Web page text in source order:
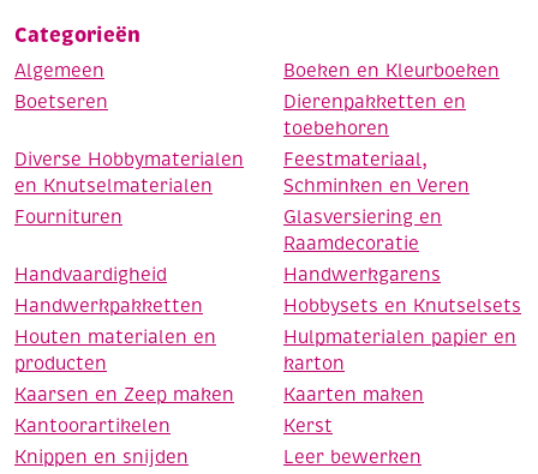
Categorieën
Algemeen
Boeken en Kleurboeken
Boetseren
Dierenpakketten en
toebehoren
Diverse Hobbymaterialen
en Knutselmaterialen
Feestmateriaal,
Schminken en Veren
Fournituren
Glasversiering en
Raamdecoratie
Handvaardigheid
Handwerkgarens
Handwerkpakketten
Hobbysets en Knutselsets
Houten materialen en
producten
Hulpmaterialen papier en
karton
Kaarsen en Zeep maken
Kaarten maken
Kantoorartikelen
Kerst
Knippen en snijden
Leer bewerken